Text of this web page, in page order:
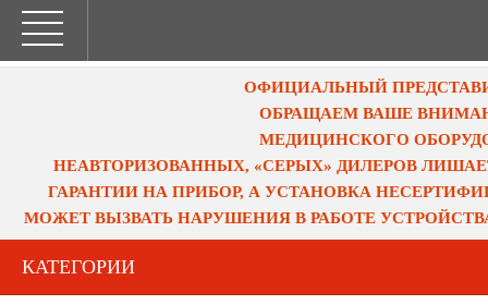
ОФИЦИАЛЬНЫЙ
ОБРАЩАЕМ ВАШЕ
МЕДИЦИНСКОГО
НЕАВТОРИЗОВАННЫХ, «СЕРЫХ» ДИЛЕРОВ
ГАРАНТИИ НА ПРИБОР, А УСТАНОВКА
МОЖЕТ ВЫЗВАТЬ НАРУШЕНИЯ В РАБОТЕ
КАТЕГОРИИ